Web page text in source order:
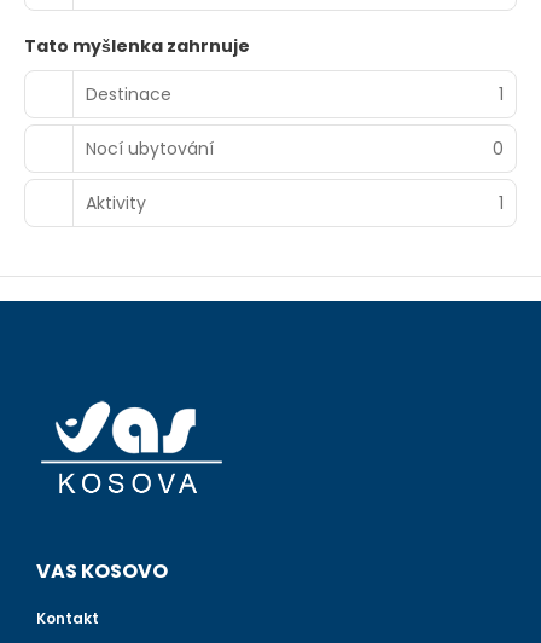
Tato myšlenka zahrnuje
Destinace
1
Nocí ubytování 0
Aktivity 1
VAS KOSOVO
Kontakt